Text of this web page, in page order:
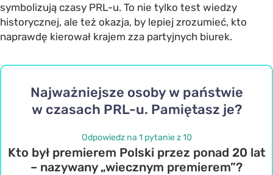
symbolizują czasy PRL-u. To nie tylko test wiedzy
historycznej, ale też okazja, by lepiej zrozumieć, kto
naprawdę kierował krajem zza partyjnych biurek.
Najważniejsze osoby w państwie
w czasach PRL-u. Pamiętasz je?
Odpowiedz na 1 pytanie z 10
Kto był premierem Polski przez ponad 20 lat
– nazywany „wiecznym premierem”?